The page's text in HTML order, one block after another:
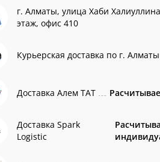
г. Алматы, улица Хаби
этаж, офис 410
Курьерская доставка по г. Алматы
Доставка Алем ТАТ
Доставка Spark
Logistic